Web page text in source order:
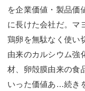
を企業価値・製品価
に長けた会社だ。マ
鶏卵を無駄なく使い
由来のカルシウム強
材、卵殻膜由来の食
いった価値あ…続き